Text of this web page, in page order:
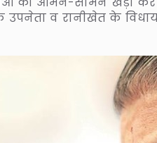
के उपनेता व रानीखेत के